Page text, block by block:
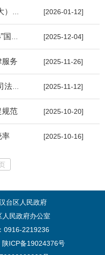
[2026-01-12]
[2025-12-04]
务 [2025-11-26]
[2025-11-12]
规范 [2025-10-20]
率 [2025-10-16]
台区人民政府
民政府办公室
0916-2219236
陕ICP备19024376号